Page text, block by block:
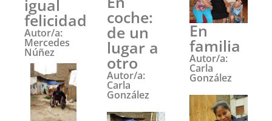
igual
felicidad
Autor/a:
Mercedes
Núñez
coche:
de un
lugar a
otro
Autor/a:
Carla
González
En
familia
Autor/a:
Carla
González